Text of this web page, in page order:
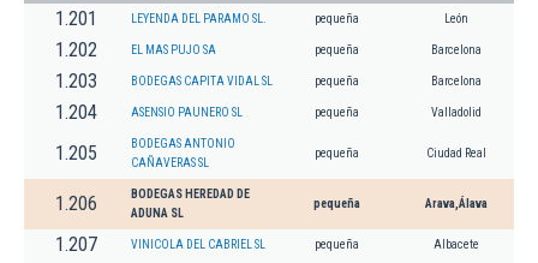
1.201 LEYENDA DEL PARAMO SL. pequeña León
1.202 EL MAS PUJO SA pequeña Barcelona
1.203 BODEGAS CAPITA VIDAL SL pequeña Barcelona
1.204 ASENSIO PAUNERO SL pequeña Valladolid
1.205
BODEGAS ANTONIO
CAÑAVERAS SL
pequeña Ciudad Real
1.206
BODEGAS HEREDAD DE
ADUNA SL
pequeña Arava,Álava
1.207 VINICOLA DEL CABRIEL SL pequeña Albacete